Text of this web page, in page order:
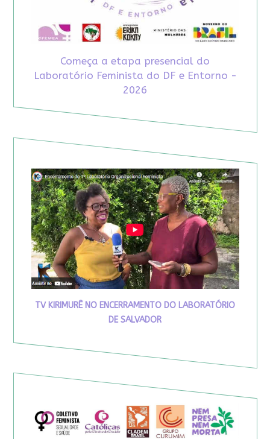
Começa a etapa presencial do
Laboratório Feminista do DF e Entorno -
2026
TV KIRIMURÊ NO ENCERRAMENTO DO LABORATÓRIO
DE SALVADOR